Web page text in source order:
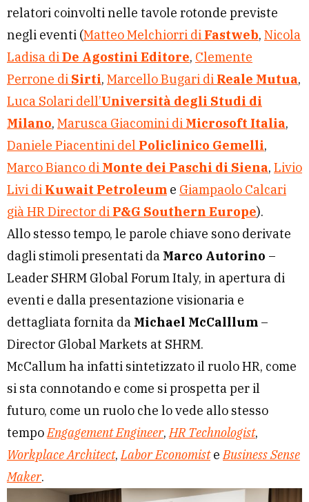
relatori coinvolti nelle tavole rotonde previste
negli eventi (Matteo Melchiorri di Fastweb, Nicola
Ladisa diDe Agostini Editore, Clemente
Perrone di Sirti, Marcello Bugari di Reale Mutua,
Luca Solari dell’Università degli Studi di
Milano, Marusca Giacomini di Microsoft Italia,
Daniele Piacentini del Policlinico Gemelli,
Marco Bianco di Monte dei Paschi di Siena, Livio
Livi di Kuwait Petroleum e Giampaolo Calcari
già HR Director di P&G Southern Europe).
Allo stesso tempo, le parole chiave sono derivate
dagli stimoli presentati da Marco Autorino –
Leader SHRM Global Forum Italy, in apertura di
eventi e dalla presentazione visionaria e
dettagliata fornita da Michael McCalllum –
Director Global Markets at SHRM.
McCallum ha infatti sintetizzato il ruolo HR, come
si sta connotando e come si prospetta per il
futuro, come un ruolo che lo vede allo stesso
tempoEngagement Engineer,HR Technologist,
Workplace Architect,Labor EconomisteBusiness Sense
Maker.